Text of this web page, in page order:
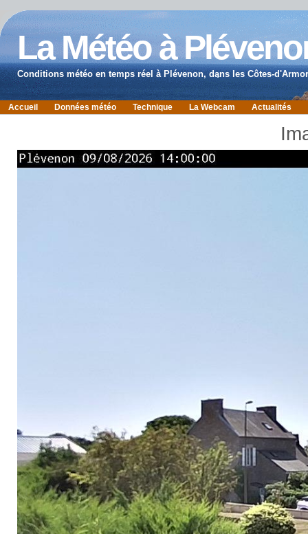
La Météo à
Conditions météo en temps réel à Plévenon, dans les Côtes-
Accueil Données météo Technique La Webcam Actualités